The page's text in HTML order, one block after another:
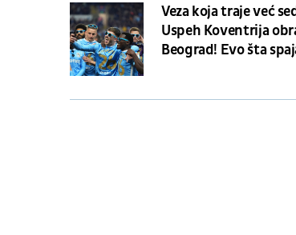
Veza koja traje već
Uspeh Koventrija
Beograd! Evo šta